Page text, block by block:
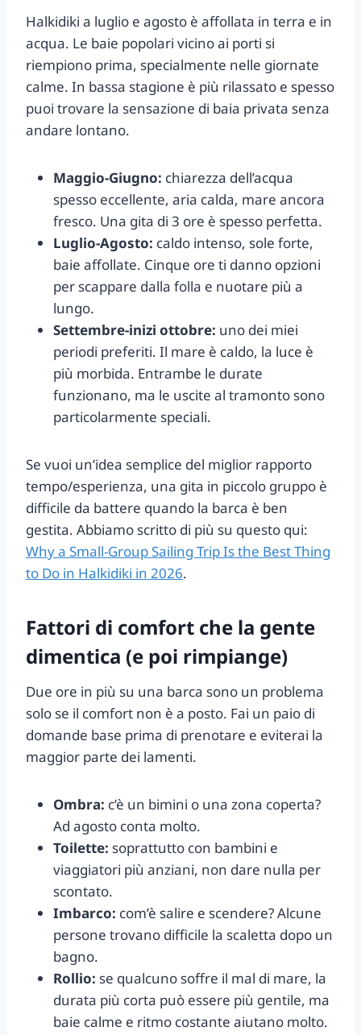
Halkidiki a luglio e agosto è affollata in terra e in
acqua. Le baie popolari vicino ai porti si
riempiono prima, specialmente nelle giornate
calme. In bassa stagione è più rilassato e spesso
puoi trovare la sensazione di baia privata senza
andare lontano.
Maggio-Giugno: chiarezza dell’acqua
spesso eccellente, aria calda, mare ancora
fresco. Una gita di 3 ore è spesso perfetta.
Luglio-Agosto: caldo intenso, sole forte,
baie affollate. Cinque ore ti danno opzioni
per scappare dalla folla e nuotare più a
lungo.
Settembre-inizi ottobre: uno dei miei
periodi preferiti. Il mare è caldo, la luce è
più morbida. Entrambe le durate
funzionano, ma le uscite al tramonto sono
particolarmente speciali.
Se vuoi un’idea semplice del miglior rapporto
tempo/esperienza, una gita in piccolo gruppo è
difficile da battere quando la barca è ben
gestita. Abbiamo scritto di più su questo qui:
Why a Small-Group Sailing Trip Is the Best Thing
to Do in Halkidiki in 2026.
Fattori di comfort che la gente
dimentica (e poi rimpiange)
Due ore in più su una barca sono un problema
solo se il comfort non è a posto. Fai un paio di
domande base prima di prenotare e eviterai la
maggior parte dei lamenti.
Ombra: c’è un bimini o una zona coperta?
Ad agosto conta molto.
Toilette: soprattutto con bambini e
viaggiatori più anziani, non dare nulla per
scontato.
Imbarco: com’è salire e scendere? Alcune
persone trovano difficile la scaletta dopo un
bagno.
Rollio: se qualcuno soffre il mal di mare, la
durata più corta può essere più gentile, ma
baie calme e ritmo costante aiutano molto.